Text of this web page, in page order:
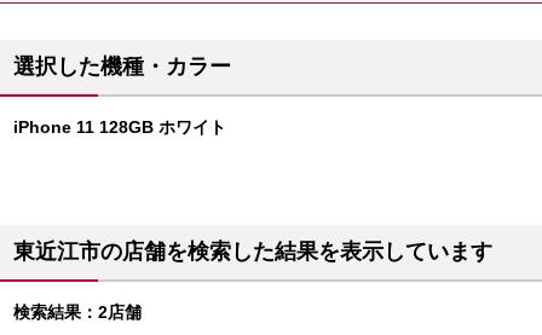
選択した機種・カラー
iPhone 11 128GB ホワイト
東近江市の店舗を検索した結果を表示しています
検索結果：2店舗